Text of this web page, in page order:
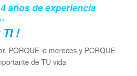
años de experiencia
!
PORQUE lo mereces y PORQUE
de TU vida